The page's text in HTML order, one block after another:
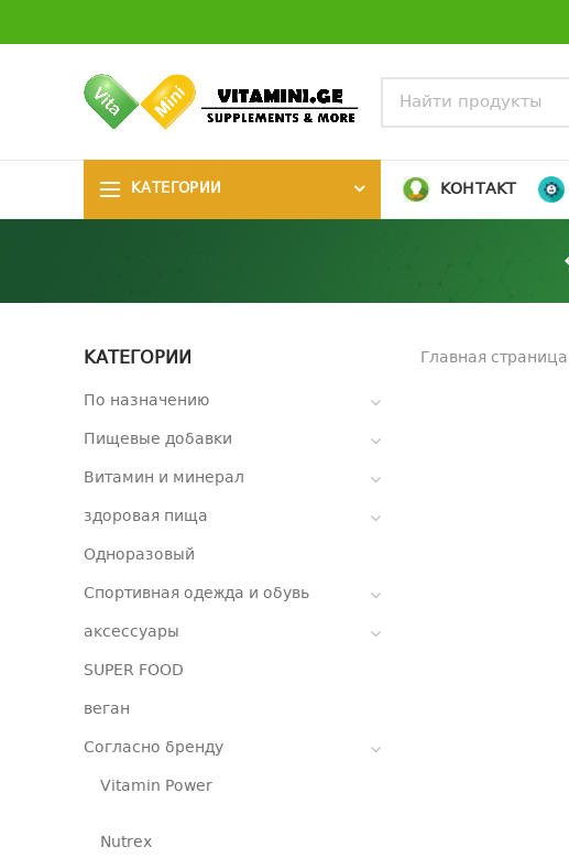
КАТЕГОРИИ КОНТАКТ
КАТЕГОРИИ
По назначению
Пищевые добавки
Витамин и минерал
здоровая пища
Одноразовый
Спортивная одежда и обувь
аксессуары
SUPER FOOD
веган
Согласно бренду
Vitamin Power
Nutrex
Главная страница